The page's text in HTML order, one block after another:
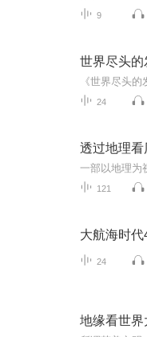
9
世界尽头
24
透过地理
121
大航海时
24
地缘看世